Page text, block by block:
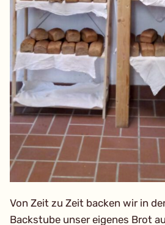
Von Zeit zu Zeit backen wir in
Backstube unser eigenes Brot